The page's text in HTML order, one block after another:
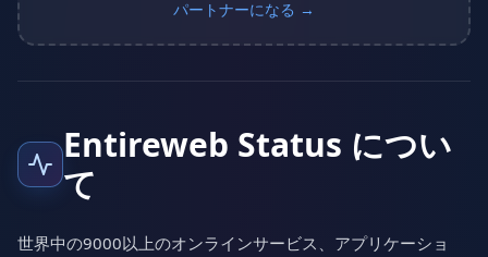
パートナーになる →
Entireweb Status につい
て
世界中の9000以上のオンラインサービス、アプリケーショ